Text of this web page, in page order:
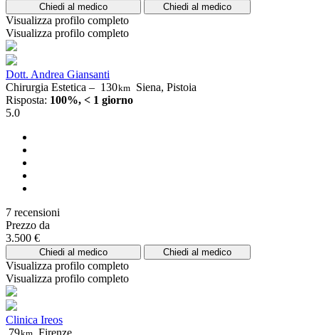
Chiedi al medico Chiedi al medico
Visualizza profilo completo
Visualizza profilo completo
Dott. Andrea Giansanti
Chirurgia Estetica – 130km Siena, Pistoia
Risposta: 100%, < 1 giorno
5.0
7 recensioni
Prezzo da
3.500 €
Chiedi al medico Chiedi al medico
Visualizza profilo completo
Visualizza profilo completo
Clinica Ireos